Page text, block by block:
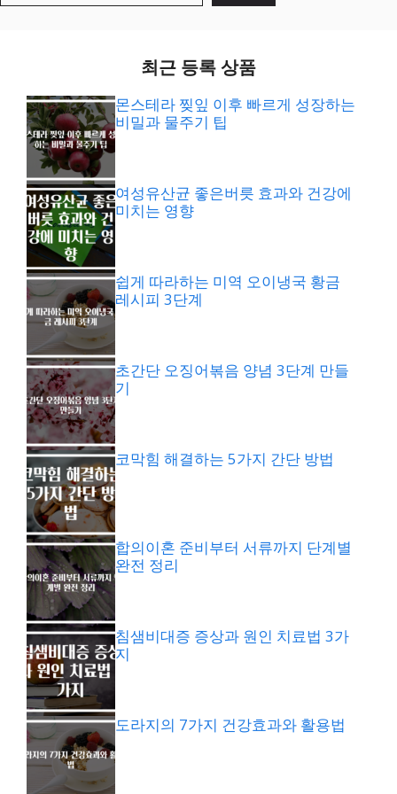
최근 등록 상품
몬스테라 찢잎 이후 빠르게 성장하는
비밀과 물주기 팁
여성유산균 좋은버릇 효과와 건강에
미치는 영향
쉽게 따라하는 미역 오이냉국 황금
레시피 3단계
초간단 오징어볶음 양념 3단계 만들
기
코막힘 해결하는 5가지 간단 방법
합의이혼 준비부터 서류까지 단계별
완전 정리
침샘비대증 증상과 원인 치료법 3가
지
도라지의 7가지 건강효과와 활용법